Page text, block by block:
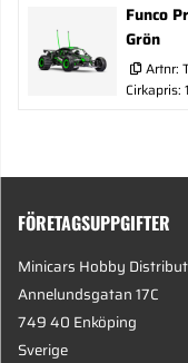
Funco
Grön
Artnr:
Cirkapris:
FÖRETAGSUPPGIFTER
Minicars Hobby
Annelundsgatan 17C
749 40 Enköping
Sverige